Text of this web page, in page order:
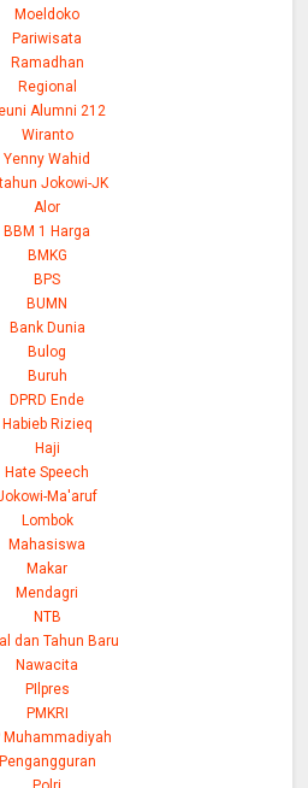
Moeldoko
Pariwisata
Ramadhan
Regional
Alumni 212
Wiranto
Yenny Wahid
Jokowi-JK
Alor
BBM 1 Harga
BMKG
BPS
BUMN
Bank Dunia
Bulog
Buruh
DPRD Ende
Habieb Rizieq
Haji
Hate Speech
Ma'aruf
Lombok
Mahasiswa
Makar
Mendagri
NTB
dan Tahun Baru
Nawacita
PIlpres
PMKRI
Muhammadiyah
Pengangguran